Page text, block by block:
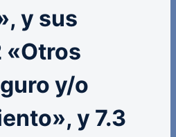
y sus
«Otros
y/o
y 7.3